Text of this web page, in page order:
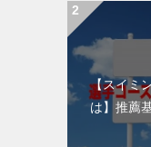
【スイミ
は】推薦